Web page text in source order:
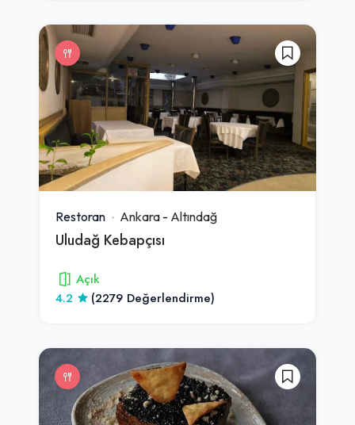
Restoran Ankara - Altındağ
Uludağ Kebapçısı
Açık
4.2
(2279 Değerlendirme)